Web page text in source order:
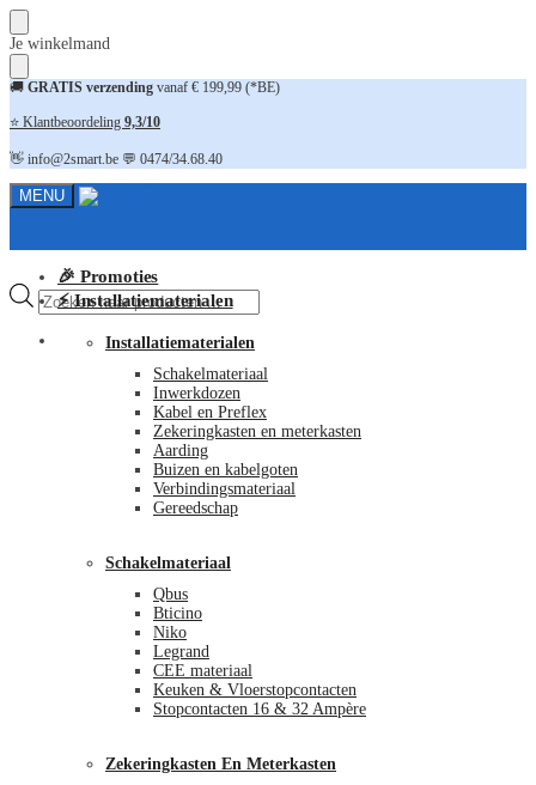
Skip
to
navigation
Skip
to
content
Je winkelmand
🚚 GRATIS verzending vanaf € 199,99 (*BE)
⭐ Klantbeoordeling 9,3/10
👋 info@2smart.be 💬 0474/34.68.40
MENU
Producten
zoeken
FAQ
🎉 Promoties
⚡ Installatiematerialen
Installatiematerialen
Schakelmateriaal
Inwerkdozen
Kabel en Preflex
Zekeringkasten en meterkasten
Aarding
Buizen en kabelgoten
Verbindingsmateriaal
Gereedschap
Schakelmateriaal
Qbus
Bticino
Niko
Legrand
CEE materiaal
Keuken & Vloerstopcontacten
Stopcontacten 16 & 32 Ampère
Zekeringkasten En Meterkasten